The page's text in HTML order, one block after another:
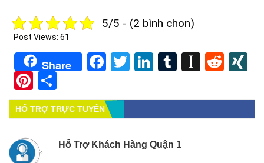
5/5 - (2 bình chọn)
Post Views: 61
Share Facebook
TwitterLinkedIn
Tumblr
Pinterest
HỔ TRỢ TRỰC TUYẾN
Hỗ Trợ Khách Hàng Quận 1